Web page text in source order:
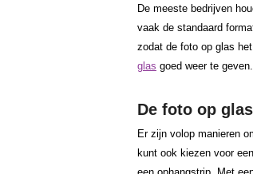
De meeste bedrijven
vaak de standaard
zodat de foto op glas
glas goed weer te geven.
De foto op
Er zijn volop manieren
kunt ook kiezen voor